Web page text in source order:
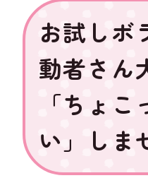
お試しボ
動者さん
「ちょ
い」しま